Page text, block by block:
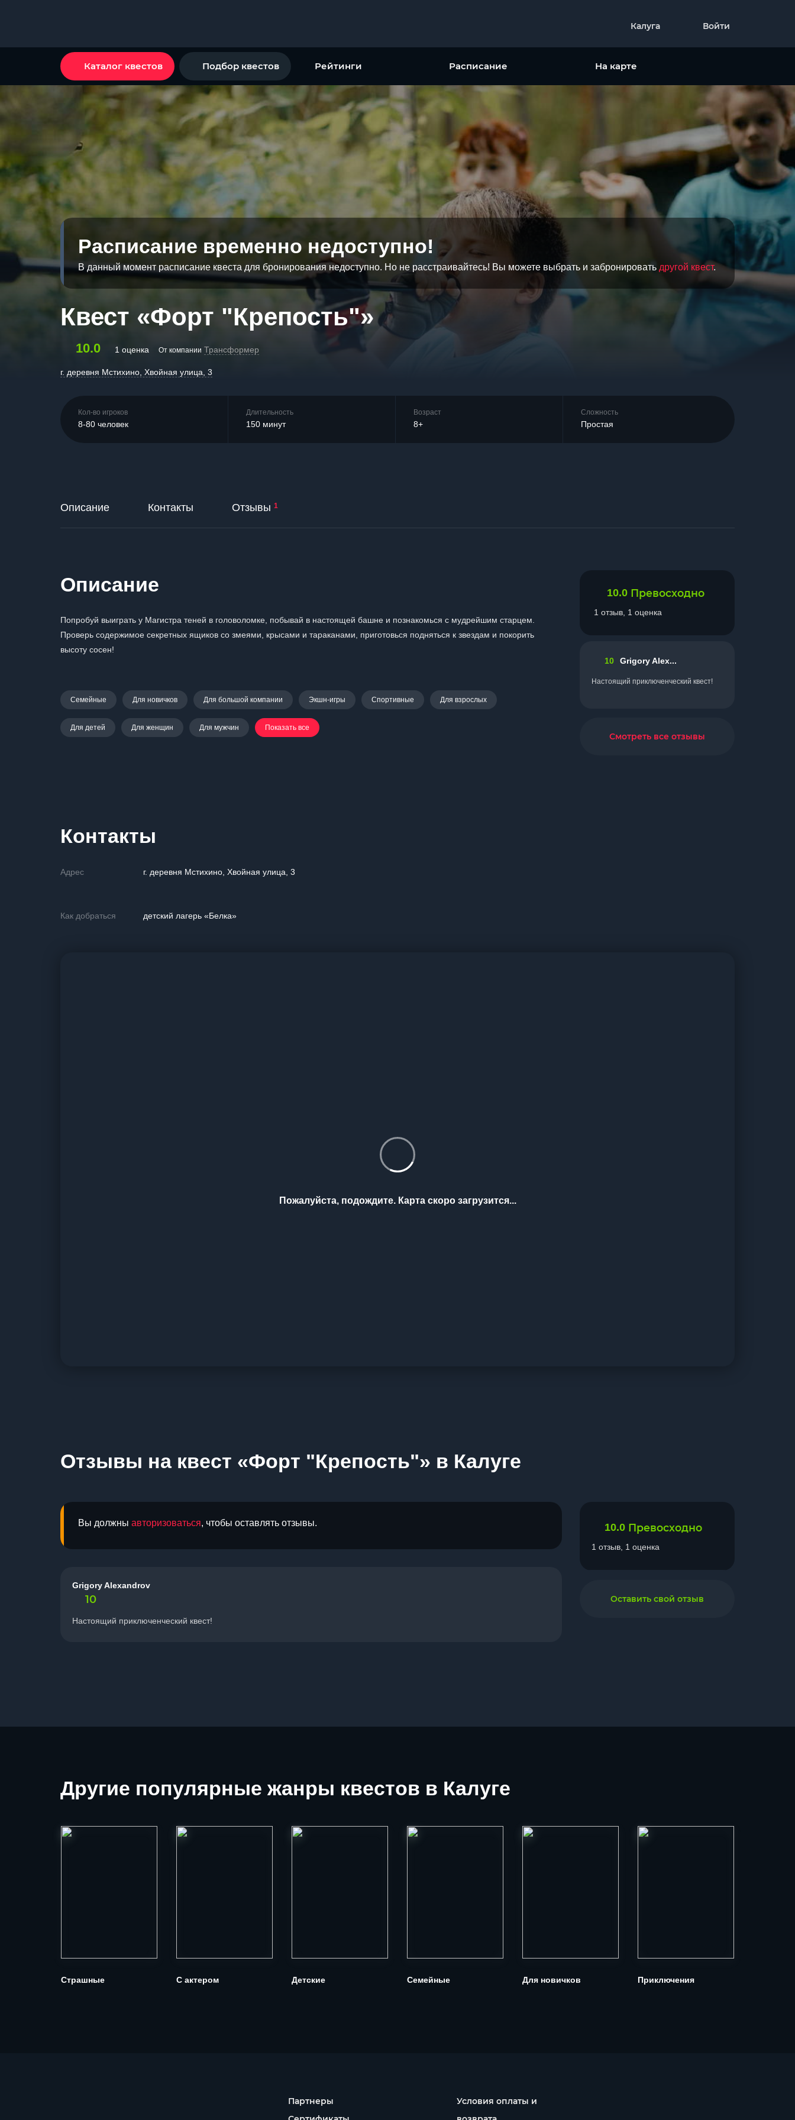
Калуга Войти
Каталог квестов Подбор квестов Рейтинги Расписание На карте
Расписание временно недоступно!
В данный момент расписание квеста для бронирования недоступно. Но не расстраивайтесь! Вы можете выбрать и забронировать другой квест.
Квест «Форт "Крепость"»
10.0 1 оценка От компании Трансформер
г. деревня Мстихино, Хвойная улица, 3
Кол-во игроков
8-80 человек
Длительность
150 минут
Возраст
8+
Сложность
Простая
Описание Контакты Отзывы 1
Описание
Попробуй выиграть у Магистра теней в головоломке, побывай в настоящей башне и познакомься с мудрейшим старцем.
Проверь содержимое секретных ящиков со змеями, крысами и тараканами, приготовься подняться к звездам и покорить
высоту сосен!
Семейные Для новичков Для большой компании Экшн-игры Спортивные Для взрослых
Для детей Для женщин Для мужчин Показать все
10.0 Превосходно
1 отзыв, 1 оценка
10 Grigory Alex...
Настоящий приключенческий квест!
Смотреть все отзывы
Контакты
Адрес г. деревня Мстихино, Хвойная улица, 3
Как добраться детский лагерь «Белка»
Пожалуйста, подождите. Карта скоро загрузится...
Отзывы на квест «Форт "Крепость"» в Калуге
Вы должны авторизоваться, чтобы оставлять отзывы.
Grigory Alexandrov
10
Настоящий приключенческий квест!
10.0 Превосходно
1 отзыв, 1 оценка
Оставить свой отзыв
Другие популярные жанры квестов в Калуге
Страшные С актером Детские Семейные Для новичков Приключения
Партнеры
Условия оплаты и